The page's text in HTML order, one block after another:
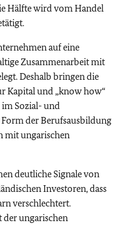
Hälfte wird vom Handel
auf eine
Zusammenarbeit mit
Deshalb bringen die
Kapital und „know how“
im Sozial- und
der Berufsausbildung
mit ungarischen
deutliche Signale von
Investoren, dass
verschlechtert.
der ungarischen